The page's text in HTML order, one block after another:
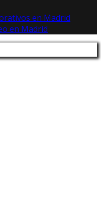
en Madrid
en Madrid